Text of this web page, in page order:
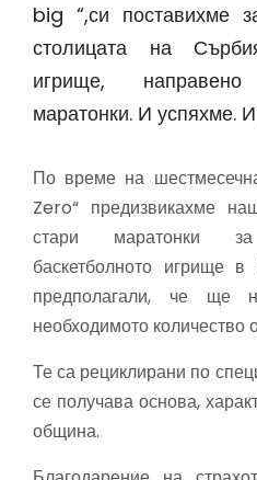
big “,си поставихме
столицата на
игрище,
маратонки. И успяхме.
По време на
Zero“ предизвикахме
стари маратонки
баскетболното игрище
предполагали, че ще
необходимото количество
Те са рециклирани по
се получава основа,
община.